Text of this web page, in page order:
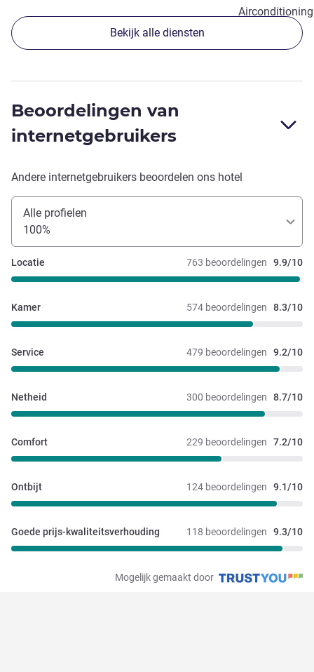
Airconditioning
Bekijk alle diensten
Beoordelingen van
internetgebruikers
Andere internetgebruikers beoordelen ons hotel
Alle profielen
100%
763 beoordelingen 9.9/10
Locatie
574 beoordelingen 8.3/10
Kamer
479 beoordelingen 9.2/10
Service
300 beoordelingen 8.7/10
Netheid
229 beoordelingen 7.2/10
Comfort
124 beoordelingen 9.1/10
Ontbijt
118 beoordelingen 9.3/10
Goede prijs-kwaliteitsverhouding
Mogelijk gemaakt door